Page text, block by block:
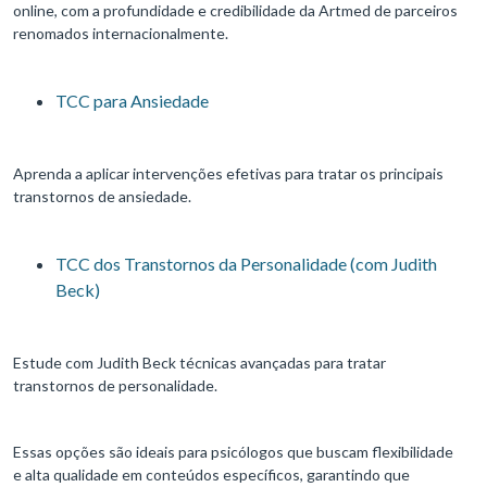
online, com a profundidade e credibilidade da Artmed de parceiros
renomados internacionalmente.
TCC para Ansiedade
Aprenda a aplicar intervenções efetivas para tratar os principais
transtornos de ansiedade.
TCC dos Transtornos da Personalidade (com Judith
Beck)
Estude com Judith Beck técnicas avançadas para tratar
transtornos de personalidade.
Essas opções são ideais para psicólogos que buscam flexibilidade
e alta qualidade em conteúdos específicos, garantindo que